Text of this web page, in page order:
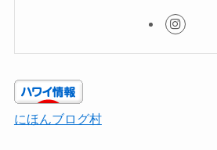
にほんブログ村